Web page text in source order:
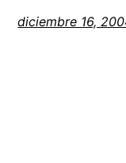
diciembre 16,